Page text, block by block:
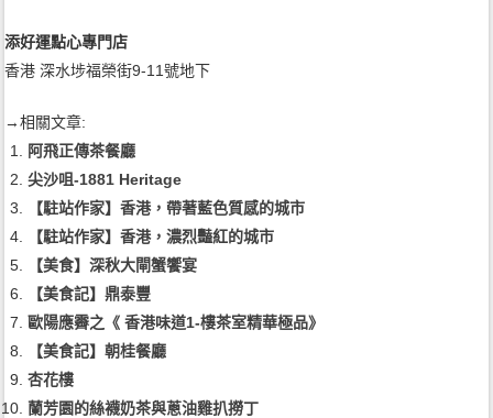
添好運點心專門店
香港 深水埗福榮街9-11號地下
→相關文章:
阿飛正傳茶餐廳
尖沙咀-1881 Heritage
【駐站作家】香港，帶著藍色質感的城市
【駐站作家】香港，濃烈豔紅的城市
【美食】深秋大閘蟹饗宴
【美食記】鼎泰豐
歐陽應霽之《 香港味道1-樓茶室精華極品》
【美食記】朝桂餐廳
杏花樓
蘭芳園的絲襪奶茶與蔥油雞扒撈丁